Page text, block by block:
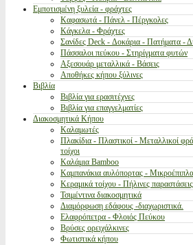
Εμποτισμένη ξυλεία - φράχτες
Καφασωτά - Πάνελ - Πέργκολες
Κάγκελα - Φράχτες
Σανίδες Deck - Δοκάρια - Πατήματα -
Πάσσαλοι πεύκου - Στηρίγματα φυτών
Αξεσουάρ μεταλλικά - Βάσεις
Αποθήκες κήπου ξύλινες
Βιβλία
Βιβλία για ερασιτέχνες
Βιβλία για επαγγελματίες
Διακοσμητικά Κήπου
Καλαμωτές
Πλακίδια - Πλαστικοί - Μεταλλικοί
τοίχοι
Καλάμια Bamboo
Καμπανάκια αυλόπορτας - Μικροέπιπλα
Κεραμικά τοίχου - Πήλινες παραστάσεις
Τσιμέντινα διακοσμητικά
Διαμόρφωση εδάφους -διαχωριστικά.
Ελαφρόπετρα - Φλοιός Πεύκου
Βρύσες ορειχάλκινες
Φωτιστικά κήπου